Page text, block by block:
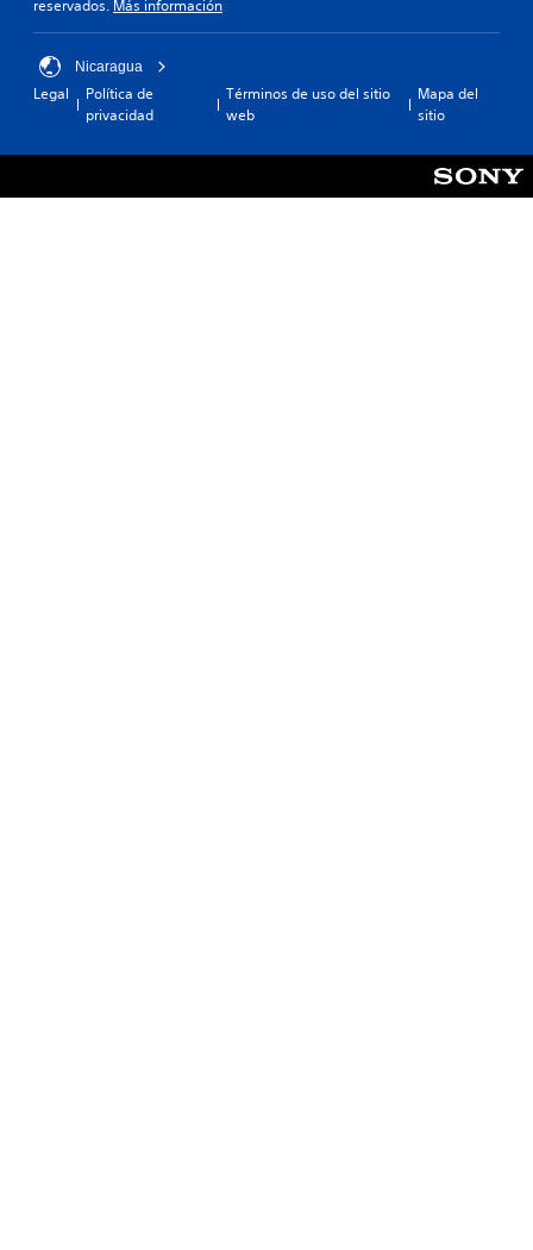
reservados. Más información
Nicaragua
Legal
Política de
privacidad
Términos de uso del sitio
web
Mapa del
sitio